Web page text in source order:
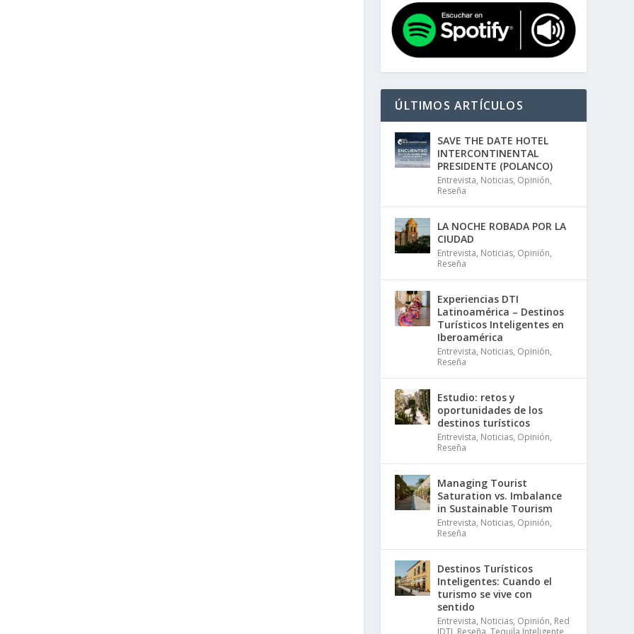
ÚLTIMOS ARTÍCULOS
SAVE THE DATE HOTEL
INTERCONTINENTAL
PRESIDENTE (POLANCO)
Entrevista, Noticias, Opinión,
Reseña
LA NOCHE ROBADA POR LA
CIUDAD
Entrevista, Noticias, Opinión,
Reseña
Experiencias DTI
Latinoamérica – Destinos
Turísticos Inteligentes en
Iberoamérica
Entrevista, Noticias, Opinión,
Reseña
Estudio: retos y
oportunidades de los
destinos turísticos
Entrevista, Noticias, Opinión,
Reseña
Managing Tourist
Saturation vs. Imbalance
in Sustainable Tourism
Entrevista, Noticias, Opinión,
Reseña
Destinos Turísticos
Inteligentes: Cuando el
turismo se vive con
sentido
Entrevista, Noticias, Opinión, Red
IDTI Reseña ,Tequila Inteligente